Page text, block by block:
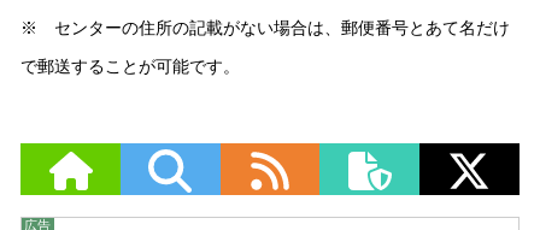
※ センターの住所の記載がない場合は、郵便番号とあて名だけ
で郵送することが可能です。